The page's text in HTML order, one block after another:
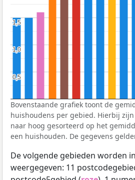
0,5
0,5
1,0
1,0
1,5
1,5
Bovenstaande grafiek toont de
huishoudens per gebied. Hierbij
naar hoog gesorteerd op het
een huishouden. De gegevens
De volgende gebieden worden
weergegeven: 11